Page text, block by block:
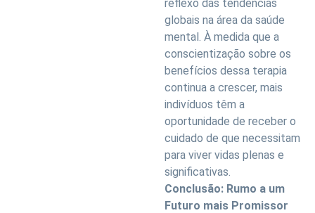
reflexo das tendências
globais na área da saúde
mental. À medida que a
conscientização sobre os
benefícios dessa terapia
continua a crescer, mais
indivíduos têm a
oportunidade de receber o
cuidado de que necessitam
para viver vidas plenas e
significativas.
Conclusão: Rumo a um
Futuro mais Promissor